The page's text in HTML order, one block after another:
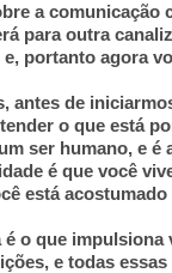
a comunicação
para outra
portanto agora
antes de
o que está
ser humano, e é
é que você
está
o que impulsiona
e todas